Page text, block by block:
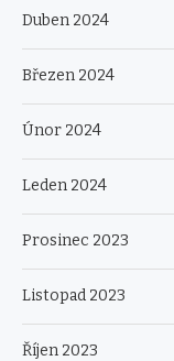
Duben 2024
Březen 2024
Únor 2024
Leden 2024
Prosinec 2023
Listopad 2023
Říjen 2023